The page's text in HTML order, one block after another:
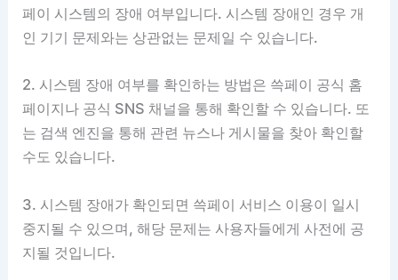
페이 시스템의 장애 여부입니다. 시스템 장애인 경우 개
인 기기 문제와는 상관없는 문제일 수 있습니다.
2. 시스템 장애 여부를 확인하는 방법은 쓱페이 공식 홈
페이지나 공식 SNS 채널을 통해 확인할 수 있습니다. 또
는 검색 엔진을 통해 관련 뉴스나 게시물을 찾아 확인할
수도 있습니다.
3. 시스템 장애가 확인되면 쓱페이 서비스 이용이 일시
중지될 수 있으며, 해당 문제는 사용자들에게 사전에 공
지될 것입니다.